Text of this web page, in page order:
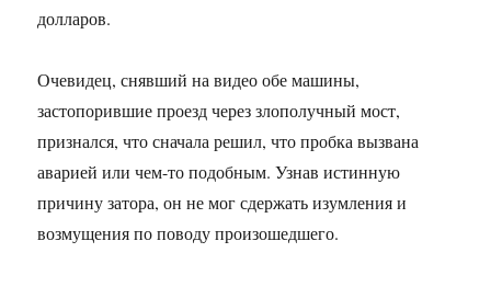
долларов.
Очевидец, снявший на видео обе машины,
застопорившие проезд через злополучный мост,
признался, что сначала решил, что пробка вызвана
аварией или чем-то подобным. Узнав истинную
причину затора, он не мог сдержать изумления и
возмущения по поводу произошедшего.